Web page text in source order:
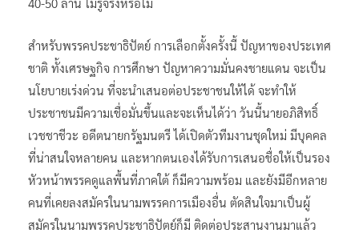
สำหรับพรรคประชาธิปัตย์ การเลือกตั้ง​ครั้งนี้​ ปัญหาของประเทศ
ชาติ ทั้งเศรษฐกิจ การศึกษา ปัญหาความมั่นคงชายแดน​ จะเป็น
นโยบายเร่งด่วน ที่จะนำเสนอต่อประชาชนให้ได้​ จะทำให้
ประชาชนมีความเชื่อมั่นขึ้น​และจะเห็นได้ว่า​ วันนี้​นายอภิสิทธิ์​
เวชชาชีวะ​ อดีตนายกรัฐมนตรี ได้เปิดตัวทีมงานชุดใหม่​ มีบุคคล
ที่น่าสนใจหลายคน และหากตนเองได้รับการเสนอชื่อให้เป็นรอง
หัวหน้าพรรคดูแลพื้นที่ภาคใต้ ก็มีความพร้อม​ และยังมีอีกหลาย
คนที่เคยลงสมัครในนามพรรคการเมืองอื่น ตัดสินใจมาเป็นผู้
สมัครในนามพรรคประชาธิปัตย์ก็มี​ ติดต่อประสานงานมาแล้ว​ ​